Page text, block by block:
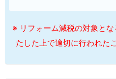
※ リフォーム減税の対象と
たした上で適切に行われた